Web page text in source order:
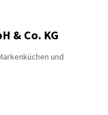
& Co. KG
und